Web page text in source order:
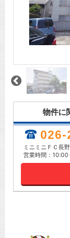
物件に
026-
ミニミニＦＣ長
営業時間：10:00